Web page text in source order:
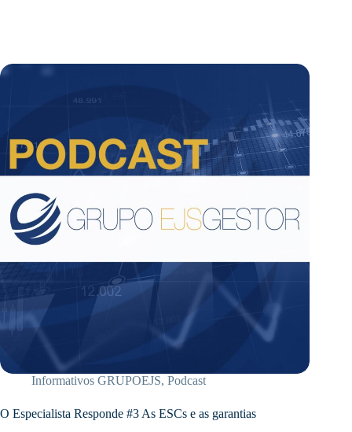
Informativos GRUPOEJS, Podcast
O Especialista Responde #3 As ESCs e as garantias